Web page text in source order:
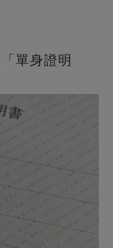
單身證明